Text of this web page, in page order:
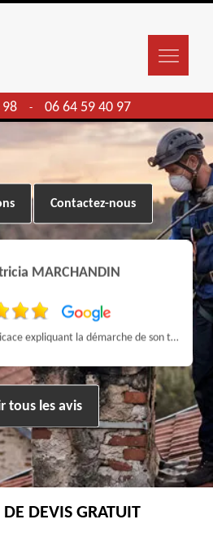
98 - 06 64 59 40 97
Contactez-nous
MARCHANDIN
personne sympathique efficace expliquant la démarche de son travail pour un résultat de qualité . A recommander
tous les avis
DEVIS GRATUIT